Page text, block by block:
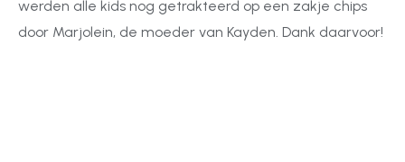
werden alle kids nog getrakteerd op een zakje chips
door Marjolein, de moeder van Kayden. Dank daarvoor!